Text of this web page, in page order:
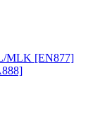
MLK [EN877]